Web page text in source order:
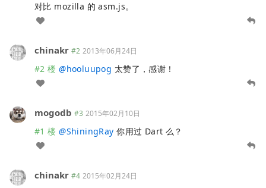
对比 mozilla 的 asm.js。
chinakr #2 2013年06月24日
#2 楼 @hooluupog 太赞了，感谢！
mogodb #3 2015年02月10日
#1 楼 @ShiningRay 你用过 Dart 么？
chinakr #4 2015年02月24日